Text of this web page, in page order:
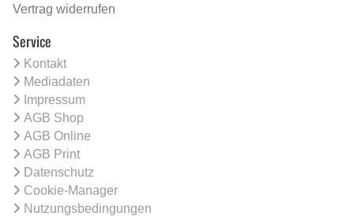
Vertrag widerrufen
Service
Kontakt
Mediadaten
Impressum
AGB Shop
AGB Online
AGB Print
Datenschutz
Cookie-Manager
Nutzungsbedingungen